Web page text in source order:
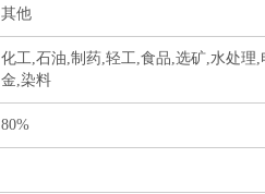
其他
化工,石油,制药,轻工,食品,选矿,水处理,
金,染料
80%